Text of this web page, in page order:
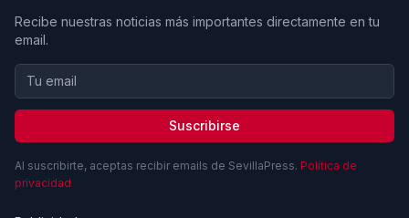
Recibe nuestras noticias más importantes directamente en tu
email.
Suscribirse
Al suscribirte, aceptas recibir emails de SevillaPress. Política de
privacidad